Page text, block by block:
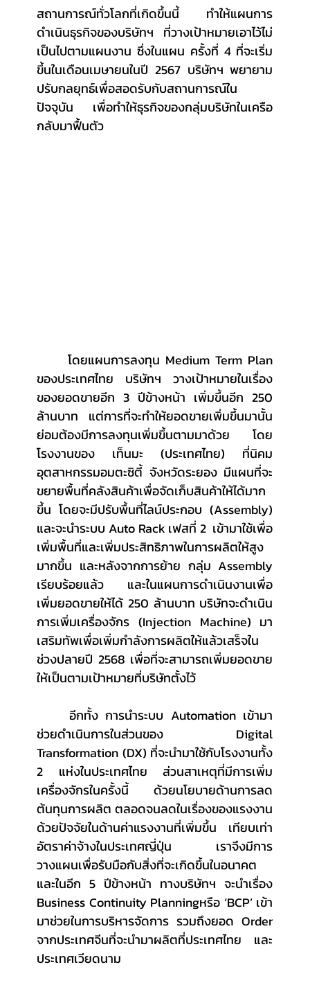
สถานการณ์ทั่วโลกที่เกิดขึ้นนี้ ทำให้แผนการ
ดำเนินธุรกิจของบริษัทฯ ที่วางเป้าหมายเอาไว้ไม่
เป็นไปตามแผนงาน ซึ่งในแผน ครั้งที่ 4 ที่จะเริ่ม
ขึ้นในเดือนเมษายนในปี 2567 บริษัทฯ พยายาม
ปรับกลยุทธ์เพื่อสอดรับกับสถานการณ์ใน
ปัจจุบัน เพื่อทำให้ธุรกิจของกลุ่มบริษัทในเครือ
กลับมาฟื้นตัว
ของประเทศไทย บริษัทฯ วางเป้าหมายในเรื่อง
ของยอดขายอีก 3 ปีข้างหน้า เพิ่มขึ้นอีก 250
ล้านบาท แต่การที่จะทำให้ยอดขายเพิ่มขึ้นมานั้น
ย่อมต้องมีการลงทุนเพิ่มขึ้นตามมาด้วย โดย
โรงงานของ เท็นมะ (ประเทศไทย) ที่นิคม
อุตสาหกรรมอมตะซิตี้ จังหวัดระยอง มีแผนที่จะ
ขยายพื้นที่คลังสินค้าเพื่อจัดเก็บสินค้าให้ได้มาก
ขึ้น โดยจะมีปรับพื้นที่ไลน์ประกอบ (Assembly)
และจะนำระบบ Auto Rack เฟสที่ 2  เข้ามาใช้เพื่อ
เพิ่มพื้นที่และเพิ่มประสิทธิภาพในการผลิตให้สูง
มากขึ้น และหลังจากการย้าย กลุ่ม Assembly
เรียบร้อยแล้ว และในแผนการดำเนินงานเพื่อ
เพิ่มยอดขายให้ได้ 250 ล้านบาท บริษัทจะดำเนิน
การเพิ่มเครื่องจักร (Injection Machine) มา
เสริมทัพเพื่อเพิ่มกำลังการผลิตให้แล้วเสร็จใน
ช่วงปลายปี 2568 เพื่อที่จะสามารถเพิ่มยอดขาย
ให้เป็นตามเป้าหมายที่บริษัทตั้งไว้
ช่วยดำเนินการในส่วนของ Digital
Transformation (DX) ที่จะนำมาใช้กับโรงงานทั้ง
2 แห่งในประเทศไทย ส่วนสาเหตุที่มีการเพิ่ม
เครื่องจักรในครั้งนี้ ด้วยนโยบายด้านการลด
ต้นทุนการผลิต ตลอดจนลดในเรื่องของแรงงาน
ด้วยปัจจัยในด้านค่าแรงงานที่เพิ่มขึ้น เทียบเท่า
อัตราค่าจ้างในประเทศญี่ปุ่น เราจึงมีการ
วางแผนเพื่อรับมือกับสิ่งที่จะเกิดขึ้นในอนาคต
และในอีก 5 ปีข้างหน้า ทางบริษัทฯ จะนำเรื่อง
Business Continuity Planningหรือ ‘BCP’ เข้า
มาช่วยในการบริหารจัดการ รวมถึงยอด Order
จากประเทศจีนที่จะนำมาผลิตที่ประเทศไทย และ
ประเทศเวียดนาม